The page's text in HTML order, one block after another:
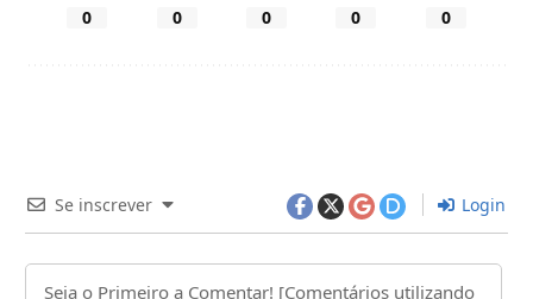
0 0 0 0 0
Se inscrever Login